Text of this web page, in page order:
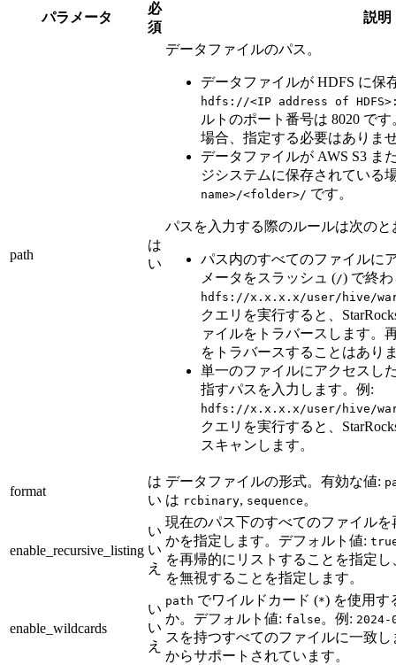
パラメータ
必
須
説明
path
は
い
データファイルのパス。
データファイルが HDFS に保
hdfs://<IP address of
ルトのポート番号は 8020 で
場合、指定する必要はありま
データファイルが AWS S3 ま
ジシステムに保存されている
name>/<folder>/ です。
パスを入力する際のルールは次のと
パス内のすべてのファイルに
メータをスラッシュ (/) で終
hdfs://x.x.x.x/user/hive/
クエリを実行すると、
ァイルをトラバースします。
をトラバースすることはあり
単一のファイルにアクセスし
指すパスを入力します。例:
hdfs://x.x.x.x/user/hive/
クエリを実行すると、
スキャンします。
format
は
い
データファイルの形式。有効な値:
は rcbinary, sequence 。
enable_recursive_listing
い
い
え
現在のパス下のすべてのファイル
かを指定します。デフォルト値:
を再帰的にリストすることを指定
を無視することを指定します。
enable_wildcards
い
い
え
path でワイルドカード (*) を使用す
か。デフォルト値: false 。例:
スを持つすべてのファイルに一致
からサポートされています。